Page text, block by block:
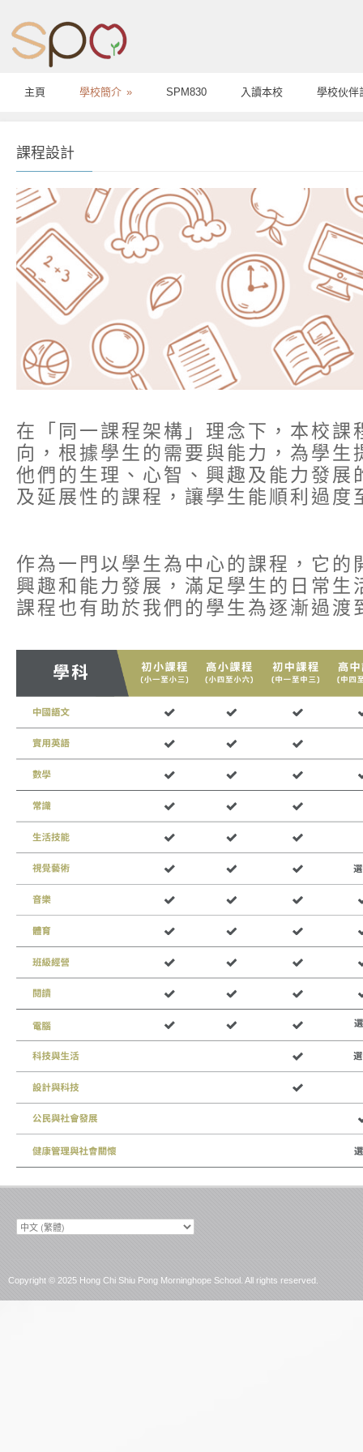
主頁 學校簡介 » SPM830 入讀本校 學校伙伴
課程設計
在「同一課程架構」理念下，本校
向，根據學生的需要與能力，為學
他們的生理、心智、興趣及能力發
及延展性的課程，讓學生能順利過
作為一門以學生為中心的課程，它
興趣和能力發展，滿足學生的日常
課程也有助於我們的學生為逐漸過
Choose
Copyright © 2025 Hong Chi Shiu Pong Morninghope School. All rights reserved.